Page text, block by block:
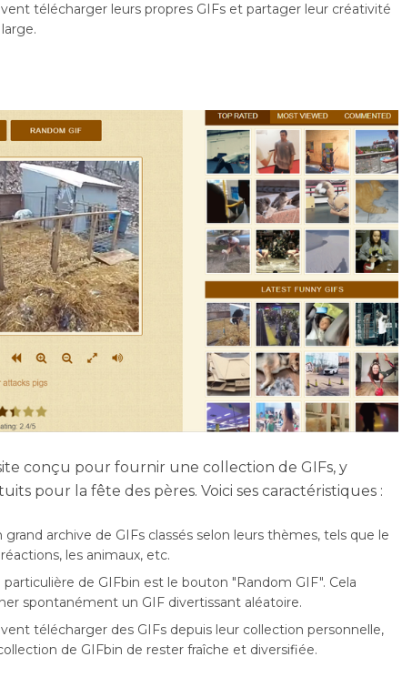
télécharger leurs propres GIFs et partager leur créativité
conçu pour fournir une collection de GIFs, y
pour la fête des pères. Voici ses caractéristiques :
grand archive de GIFs classés selon leurs thèmes, tels que le
les animaux, etc.
de GIFbin est le bouton "Random GIF". Cela
spontanément un GIF divertissant aléatoire.
télécharger des GIFs depuis leur collection personnelle,
de GIFbin de rester fraîche et diversifiée.